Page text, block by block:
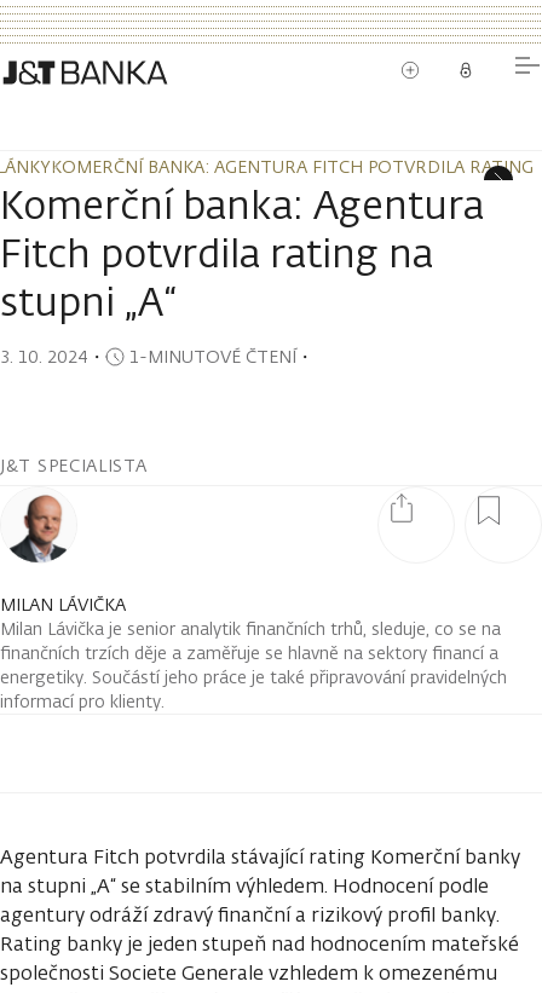
KOMERČNÍ BANKA: AGENTURA FITCH POTVRDILA RATING
KOMERČNÍ BANKA: AGENTURA FITCH POTVRDILA RATING
Komerční banka: Agentura
Fitch potvrdila rating na
stupni „A“
3. 10. 2024 ・ 1-MINUTOVÉ ČTENÍ・
J&T SPECIALISTA
MILAN LÁVIČKA
Milan Lávička je senior analytik finančních trhů, sleduje, co se na
finančních trzích děje a zaměřuje se hlavně na sektory financí a
energetiky. Součástí jeho práce je také připravování pravidelných
informací pro klienty.
Agentura Fitch potvrdila stávající rating Komerční banky
na stupni „A“ se stabilním výhledem. Hodnocení podle
agentury odráží zdravý finanční a rizikový profil banky.
Rating banky je jeden stupeň nad hodnocením mateřské
společnosti Societe Generale vzhledem k omezenému